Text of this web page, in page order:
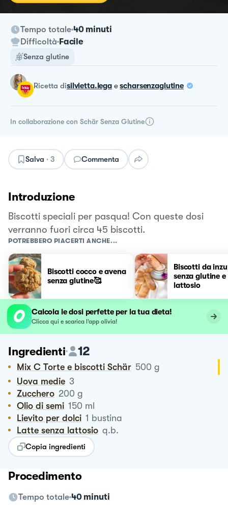
Tempo totale 40 minuti
Difficoltà Facile
Senza glutine
ricetta disilvietta.legaescharsenzaglutine
In collaborazione con Schär Senza Glutine
Salva · 3 Commenta
Introduzione
Biscotti speciali per pasqua! Con queste dosi
verranno fuori circa 45 biscotti.
POTREBBERO PIACERTI ANCHE...
Biscotti cocco e avena
senza glutine🥰
Biscotti da
senza glutine e
lattosio
Calcola le dosi perfette per la tua dieta!
Clicca qui e scarica l’app olivia!
Ingredienti 12
Mix C Torte e biscotti Schär 500 g
Uova medie 3
Zucchero 200 g
Olio di semi 150 ml
Lievito per dolci 1 bustina
Latte senza lattosio q.b.
Copia ingredienti
Procedimento
Tempo totale 40 minuti